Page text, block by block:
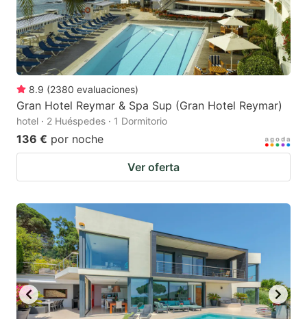
8.9 (2380 evaluaciones)
Gran Hotel Reymar & Spa Sup (Gran Hotel Reymar)
hotel · 2 Huéspedes · 1 Dormitorio
136 € por noche
Ver oferta